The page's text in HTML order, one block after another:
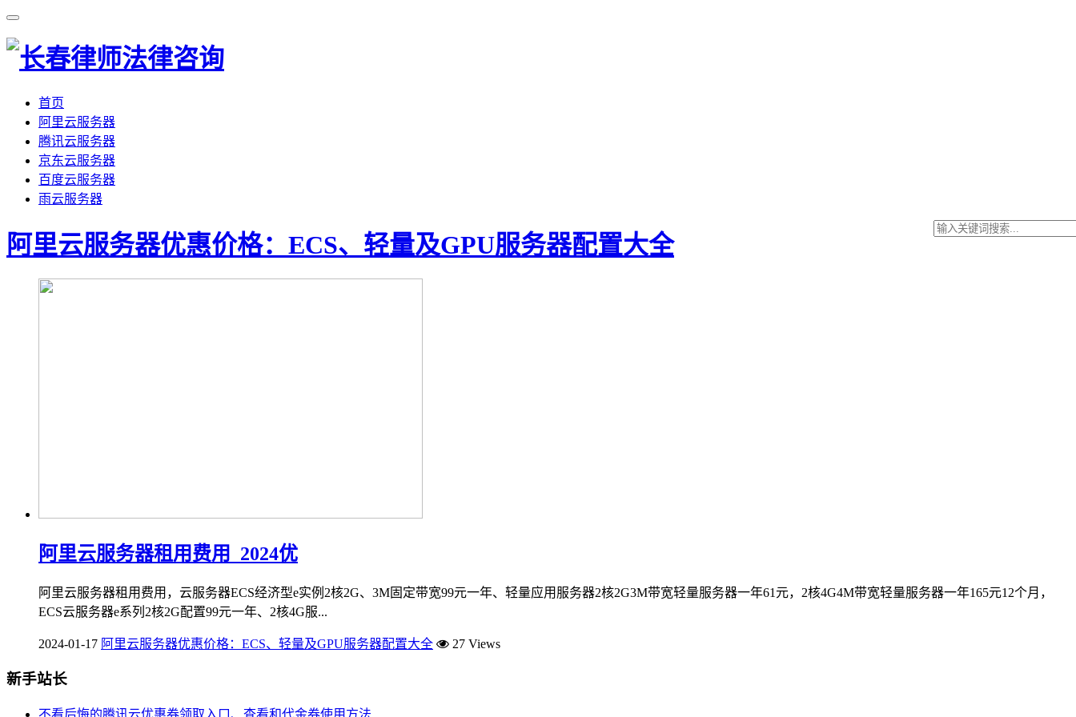
首页
阿里云服务器
腾讯云服务器
京东云服务器
百度云服务器
雨云服务器
阿里云服务器优惠价格：ECS、轻量及GPU服务器配置大全
阿里云服务器租用费用_2024优
阿里云服务器租用费用，云服务器ECS经济型e实例2核2G、3M固定带宽99元一年、轻量应用服务器2核2G3M带宽轻量服务器一年61元，2核4G4M带宽轻量服务器一年165元12个月，
ECS云服务器e系列2核2G配置99元一年、2核4G服...
2024-01-17 阿里云服务器优惠价格：ECS、轻量及GPU服务器配置大全 27 Views
新手站长
不看后悔的腾讯云优惠券领取入口、查看和代金券使用方法